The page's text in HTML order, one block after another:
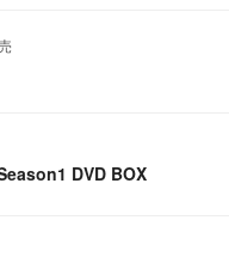
DVD BOX